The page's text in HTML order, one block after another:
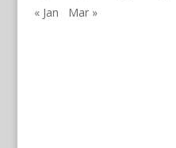
« Jan
Mar »